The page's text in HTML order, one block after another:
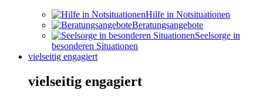
Hilfe in Notsituationen
Beratungsangebote
Seelsorge in
besonderen Situationen
vielseitig engagiert
vielseitig engagiert